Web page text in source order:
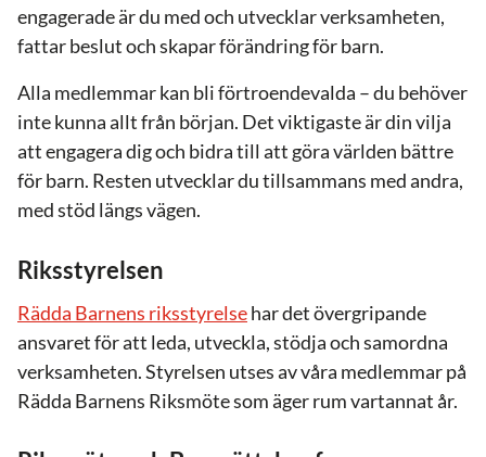
engagerade är du med och utvecklar verksamheten,
fattar beslut och skapar förändring för barn.
Alla medlemmar kan bli förtroendevalda – du behöver
inte kunna allt från början. Det viktigaste är din vilja
att engagera dig och bidra till att göra världen bättre
för barn. Resten utvecklar du tillsammans med andra,
med stöd längs vägen.
Riksstyrelsen
Rädda Barnens riksstyrelsehar det övergripande
ansvaret för att leda, utveckla, stödja och samordna
verksamheten. Styrelsen utses av våra medlemmar på
Rädda Barnens Riksmöte som äger rum vartannat år.